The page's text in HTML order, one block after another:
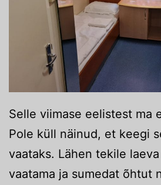
Selle viimase eelistest ma
Pole küll näinud, et keegi
vaataks. Lähen tekile
vaatama ja sumedat õhtut